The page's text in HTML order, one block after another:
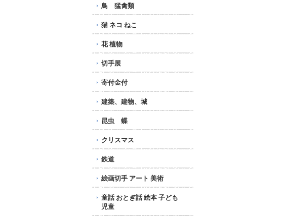
鳥 猛禽類
猫 ネコ ねこ
花 植物
切手展
寄付金付
建築、建物、城
昆虫 蝶
クリスマス
鉄道
絵画切手 アート 美術
童話 おとぎ話 絵本 子ども
児童